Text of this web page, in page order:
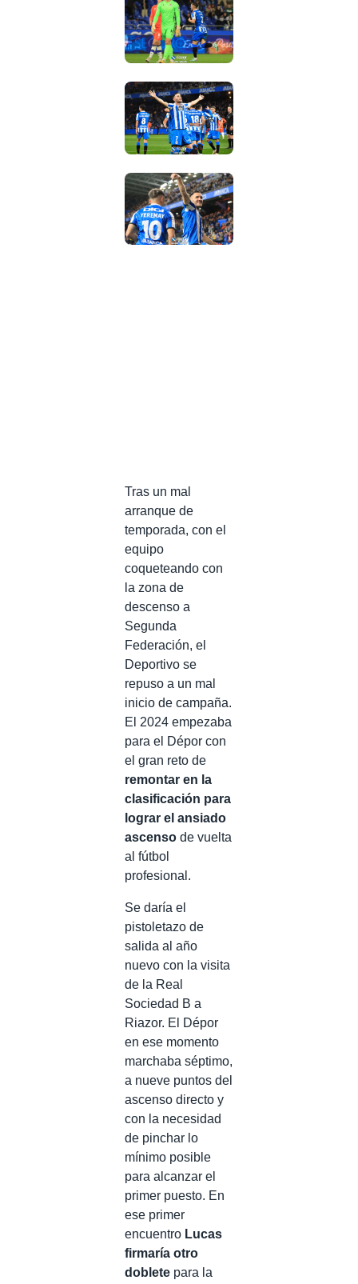
Tras un mal
arranque de
temporada, con el
equipo
coqueteando con
la zona de
descenso a
Segunda
Federación, el
Deportivo se
repuso a un mal
inicio de campaña.
El 2024 empezaba
para el Dépor con
el gran reto de
remontar en la
clasificación para
lograr el ansiado
ascenso de vuelta
al fútbol
profesional.
Se daría el
pistoletazo de
salida al año
nuevo con la visita
de la Real
Sociedad B a
Riazor. El Dépor
en ese momento
marchaba séptimo,
a nueve puntos del
ascenso directo y
con la necesidad
de pinchar lo
mínimo posible
para alcanzar el
primer puesto. En
ese primer
encuentro Lucas
firmaría otro
doblete para la